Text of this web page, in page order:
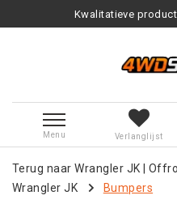
Kwalitatieve producten voor een
Menu Verlanglijst
Terug naar Wrangler JK |
Wrangler JK
Bumpers